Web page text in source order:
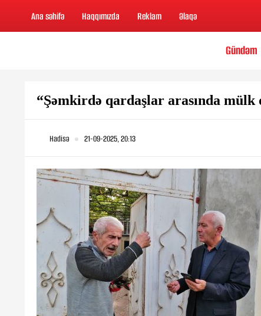
Ana səhifə Haqqımızda Reklam Əlaqə
Gündəm
“Şəmkirdə qardaşlar arasında mülk
Hadisə 21-09-2025, 20:13